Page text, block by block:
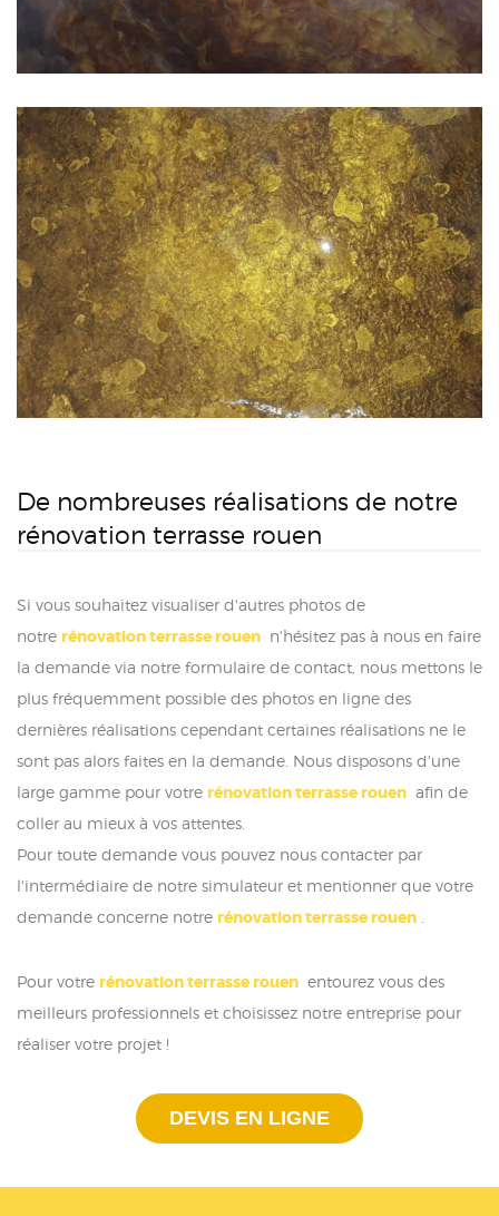
De nombreuses réalisations de notre
rénovation terrasse rouen
Si vous souhaitez visualiser d'autres photos de
notre rénovation terrasse rouen n'hésitez pas à nous en faire
la demande via notre formulaire de contact, nous mettons le
plus fréquemment possible des photos en ligne des
dernières réalisations cependant certaines réalisations ne le
sont pas alors faites en la demande. Nous disposons d'une
large gamme pour votre rénovation terrasse rouen afin de
coller au mieux à vos attentes.
Pour toute demande vous pouvez nous contacter par
l'intermédiaire de notre simulateur et mentionner que votre
demande concerne notre rénovation terrasse rouen
Pour votre rénovation terrasse rouen entourez vous des
meilleurs professionnels et choisissez notre entreprise pour
réaliser votre projet !
DEVIS EN LIGNE